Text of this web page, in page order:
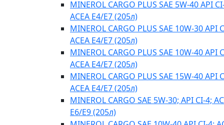
MINEROL CARGO PLUS SAE 5W-40 API
ACEA E4/Е7 (205л)
MINEROL CARGO PLUS SAE 10W-30 API
ACEA E4/Е7 (205л)
MINEROL CARGO PLUS SAE 10W-40 API
ACEA E4/Е7 (205л)
MINEROL CARGO PLUS SAE 15W-40 API
ACEA E4/Е7 (205л)
MINEROL CARGO SAE 5W-30; API CI-4;
E6/E9 (205л)